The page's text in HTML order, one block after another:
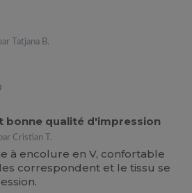
Tatjana B.
bonne qualité d'impression
Cristian T.
à encolure en V, confortable
correspondent et le tissu se